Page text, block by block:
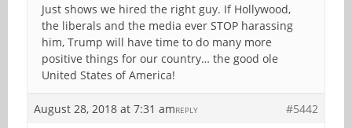
Just shows we hired the right guy. If Hollywood,
the liberals and the media ever STOP harassing
him, Trump will have time to do many more
positive things for our country… the good ole
United States of America!
August 28, 2018 at 7:31 am #5442
REPLY